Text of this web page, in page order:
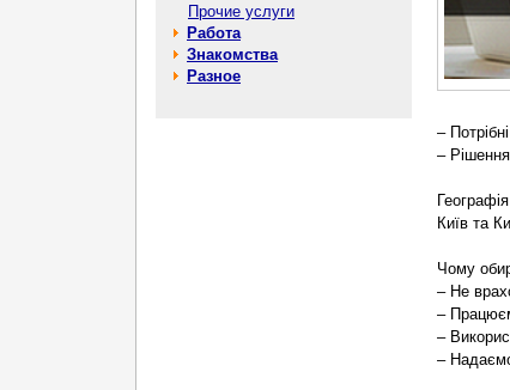
Прочие услуги
Работа
Знакомства
Разное
–
–
Київ та
Чому
– Не
–
–
–